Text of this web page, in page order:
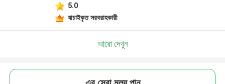
5.0
যাচাইকৃত সরবরাহকারী
আরো দেখুন